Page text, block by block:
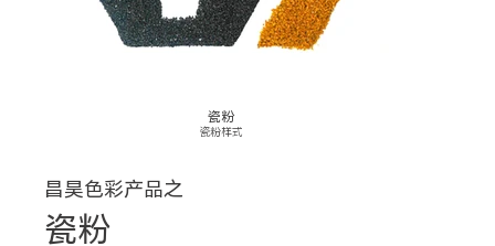
瓷粉
瓷粉样式
昌昊色彩产品之
瓷粉